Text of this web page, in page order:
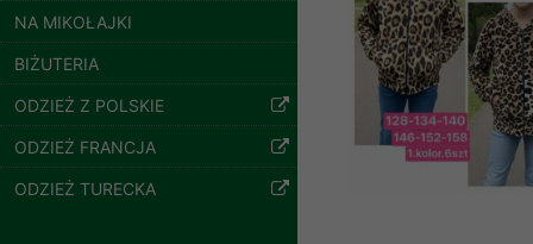
NA MIKOŁAJKI
BIŻUTERIA
ODZIEŻ Z POLSKIE
ODZIEŻ FRANCJA
ODZIEŻ TURECKA
Polityka prywatności
Polityka prywatności
Zapewniamy naszym